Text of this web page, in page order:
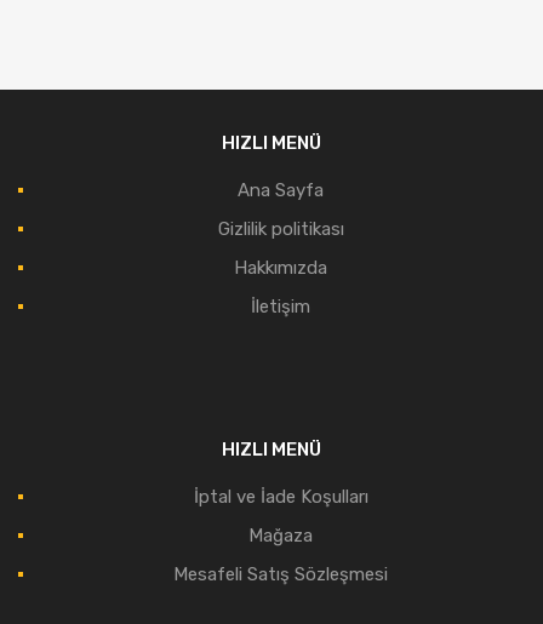
HIZLI MENÜ
Ana Sayfa
Gizlilik politikası
Hakkımızda
İletişim
HIZLI MENÜ
İptal ve İade Koşulları
Mağaza
Mesafeli Satış Sözleşmesi